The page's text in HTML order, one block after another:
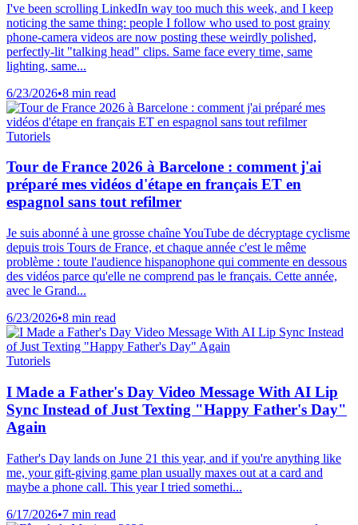
I've been scrolling LinkedIn way too much this week, and I keep
noticing the same thing: people I follow who used to post grainy
phone-camera videos are now posting these weirdly polished,
perfectly-lit "talking head" clips. Same face every time, same
lighting, same...
6/23/2026•8 min read
Tutoriels
Tour de France 2026 à Barcelone : comment j'ai
préparé mes vidéos d'étape en français ET en
espagnol sans tout refilmer
Je suis abonné à une grosse chaîne YouTube de décryptage cyclisme
depuis trois Tours de France, et chaque année c'est le même
problème : toute l'audience hispanophone qui commente en dessous
des vidéos parce qu'elle ne comprend pas le français. Cette année,
avec le Grand...
6/23/2026•8 min read
Tutoriels
I Made a Father's Day Video Message With AI Lip
Sync Instead of Just Texting "Happy Father's Day"
Again
Father's Day lands on June 21 this year, and if you're anything like
me, your gift-giving game plan usually maxes out at a card and
maybe a phone call. This year I tried somethi...
6/17/2026•7 min read